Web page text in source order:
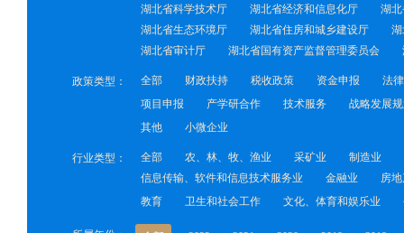
湖北省科学技术厅
湖北省经济和信息化厅
湖
湖北省生态环境厅
湖北省住房和城乡建设厅
湖北省审计厅
湖北省国有资产监督管理委员会
政策类型： 全部 财政扶持 税收政策 资金申报
法
项目申报
产学研合作 技术服务
战略发展
其他
小微企业
行业类型： 全部 农、林、牧、渔业 采矿业
制造业
信息传输、软件和信息技术服务业
金融业
房
教育
卫生和社会工作 文化、体育和娱乐业